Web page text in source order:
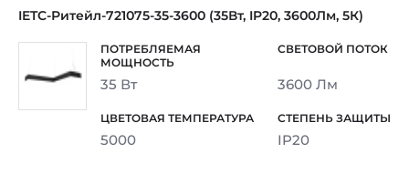
IETC-Ритейл-721075-35-3600 (35Вт, IP20, 3600Лм, 5К)
35 Вт 3600 Лм
5000 IP20